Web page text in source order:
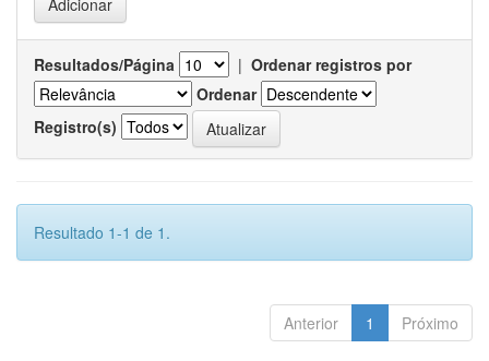
Resultados/Página | Ordenar registros por
Ordenar
Registro(s)
Resultado 1-1 de 1.
Anterior 1 Próximo